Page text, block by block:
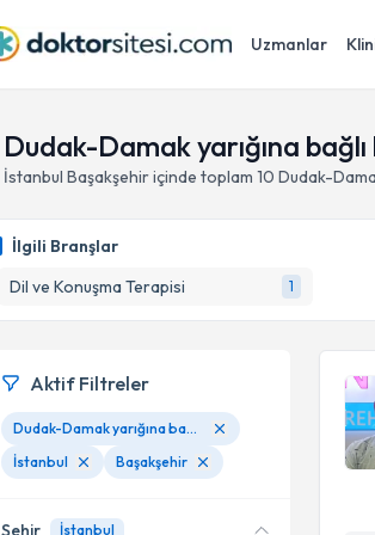
Uzmanlar
Dudak-Damak yarığına
İstanbul Başakşehiriçinde toplam 10 Dudak-
İlgili Branşlar
Dil ve Konuşma Terapisi
1
Aktif Filtreler
Dudak-Damak yarığına bağlı konuşma bozuklukları
İstanbul
Başakşehir
Şehir İstanbul